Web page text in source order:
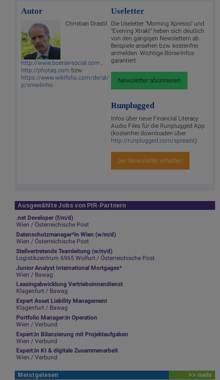
Autor
Christian Drastil
http://www.boerse-social.com
http://photaq.com bzw.
https://www.wikifolio.com/de/at/
p/smeilinho
Useletter
Die Useletter "Morning Xpresso" und
"Evening Xtrakt" heben sich deutlich
von den gängigen Newslettern ab.
Beispiele ansehen bzw. kostenfrei
anmelden. Wichtige Börse-Infos
garantiert.
Newsletter abonnieren
Runplugged
Infos über neue Financial Literacy
Audio Files für die Runplugged App
(kostenfrei downloaden über
http://runplugged.com/spreadit)
per Newsletter erhalten
Ausgewählte Jobs von PIR-Partnern
.net Developer (f/m/d)
Wien / Österreichische Post
Datenschutzmanager*in Wien (w/m/d)
Wien / Österreichische Post
Stellvertretende Teamleitung (w/m/d)
Logistikzentrum 6965 Wolfurt / Österreichische Post
Junior Analyst International Mortgages*
Wien / Bawag
Leasingabwicklung Vertriebsinnendienst
Klagenfurt / Bawag
Expert Asset Liability Management
Klagenfurt / Bawag
Portfolio Manager:in Operation
Wien / Verbund
Expert:in Bilanzierung mit Projektaufgaben
Wien / Verbund
Expert:in KI & digitale Zusammenarbeit
Wien / Verbund
Meistgelesen >> mehr